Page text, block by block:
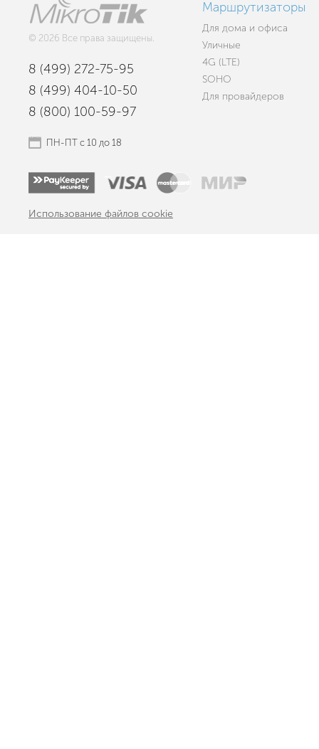
© 2026 Все права защищены.
8 (499) 272-75-95
8 (499) 404-10-50
8 (800) 100-59-97
ПН-ПТ с 10 до 18
Маршрутизаторы
Для дома и офиса
Уличные
4G (LTE)
SOHO
Для провайдеров
Использование файлов cookie